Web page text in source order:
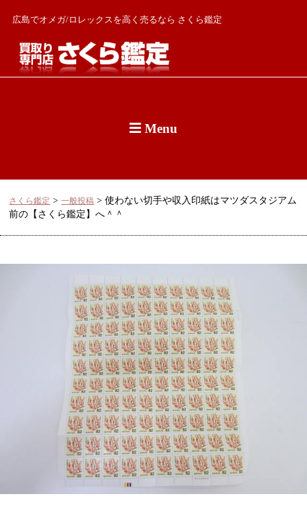
広島でオメガ/ロレックスを高く売るなら さくら鑑定
Menu
さくら鑑定 >一般投稿 >使わない切手や収入印紙はマツダスタジアム
前の【さくら鑑定】へ＾＾